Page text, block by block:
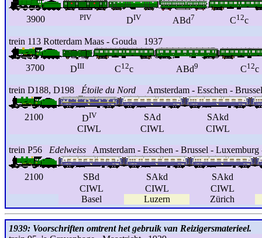
3900 PIV DIV ABd7 C12c
trein 113 Rotterdam Maas - Gouda 1937
3700 DIII C12c ABd9 C12c
trein D188, D198 Étoile du Nord Amsterdam - Esschen -
2100 DIV SAd
SAkd
CIWL
CIWL CIWL
trein P56 Edelweiss Amsterdam - Esschen - Brussel -
2100 SBd SAkd
SAkd
CIWL
CIWL
CIWL
Basel
Luzern Zürich
1939: Voorschriften omtrent het gebruik van Reizigersmaterieel.